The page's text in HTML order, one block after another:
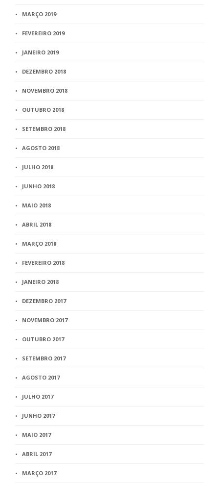
MARÇO 2019
FEVEREIRO 2019
JANEIRO 2019
DEZEMBRO 2018
NOVEMBRO 2018
OUTUBRO 2018
SETEMBRO 2018
AGOSTO 2018
JULHO 2018
JUNHO 2018
MAIO 2018
ABRIL 2018
MARÇO 2018
FEVEREIRO 2018
JANEIRO 2018
DEZEMBRO 2017
NOVEMBRO 2017
OUTUBRO 2017
SETEMBRO 2017
AGOSTO 2017
JULHO 2017
JUNHO 2017
MAIO 2017
ABRIL 2017
MARÇO 2017